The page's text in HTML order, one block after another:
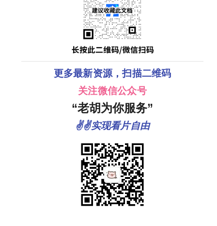
更多最新资源，扫描二维码
关注微信公众号
“老胡为你服务”
✌✌实现看片自由